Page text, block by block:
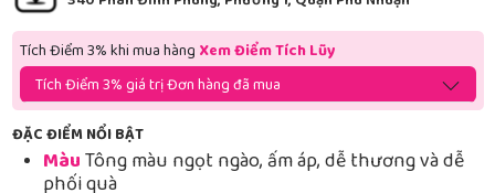
Tích Điểm 3% khi mua hàng Xem Điểm Tích Lũy
Tích Điểm 3% giá trị Đơn hàng đã mua
ĐẶC ĐIỂM NỔI BẬT
MàuTông màu ngọt ngào, ấm áp, dễ thương và dễ
phối quà